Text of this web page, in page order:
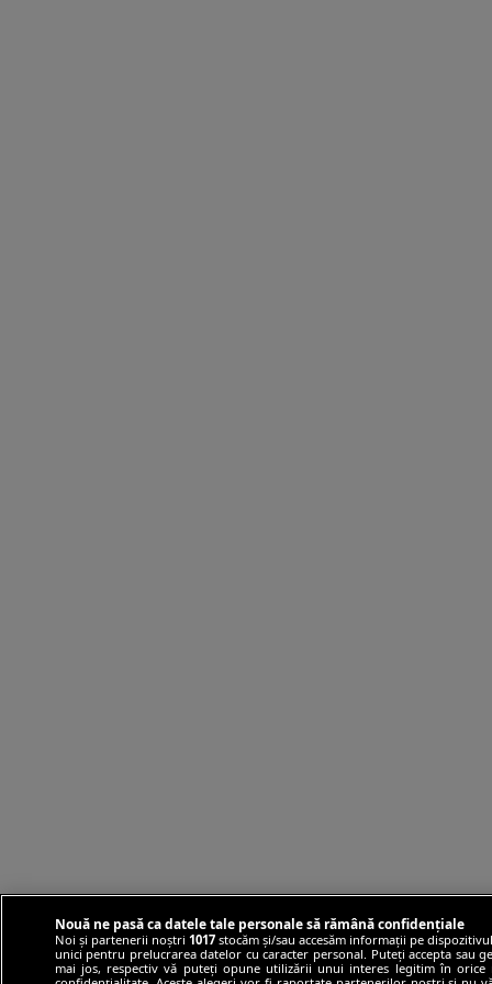
Nouă ne pasă ca datele tale personale să rămână confidențiale
Noi și partenerii noștri 1017stocăm și/sau accesăm informații pe
unici pentru prelucrarea datelor cu caracter personal. Puteți accepta sau
mai jos, respectiv vă puteți opune utilizării unui interes legitim în